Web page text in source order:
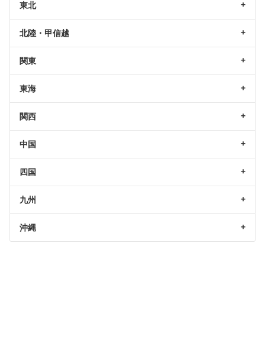
東北
北陸・甲信越
関東
東海
関西
中国
四国
九州
沖縄